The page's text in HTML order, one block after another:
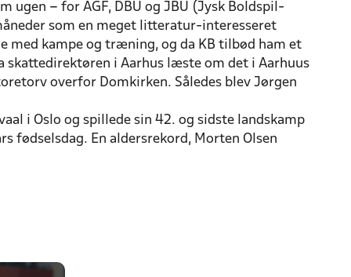
ugen – for AGF, DBU og JBU (Jysk Boldspil-
som en meget litteratur-interesseret
med kampe og træning, og da KB tilbød ham et
skattedirektøren i Aarhus læste om det i Aarhuus
overfor Domkirken. Således blev Jørgen
i Oslo og spillede sin 42. og sidste landskamp
fødselsdag. En aldersrekord, Morten Olsen